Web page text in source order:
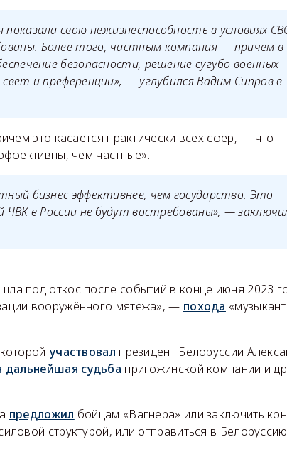
свою нежизнеспособность в условиях
Более того, частным компания — причём в
безопасности, решение сугубо военных
и преференции», — углубился Вадим Сипров в
это касается практически всех сфер, — что
чем частные».
бизнес эффективнее, чем государство. Это
ЧВК в России не будут востребованы», —
под откос после событий в конце июня 2023
вооружённого мятежа», — похода
участвовал президент Белоруссии
дальнейшая судьба пригожинской компании и
предложил бойцам «Вагнера» или заключить
структурой, или отправиться в